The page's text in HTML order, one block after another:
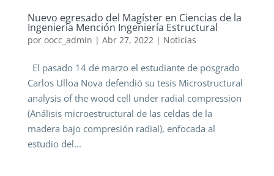
Nuevo egresado del Magíster en Ciencias de la
Ingeniería Mención Ingeniería Estructural
por oocc_admin | Abr 27, 2022 | Noticias
El pasado 14 de marzo el estudiante de posgrado
Carlos Ulloa Nova defendió su tesis Microstructural
analysis of the wood cell under radial compression
(Análisis microestructural de las celdas de la
madera bajo compresión radial), enfocada al
estudio del...